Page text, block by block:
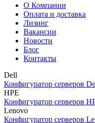
О Компании
Оплата и доставка
Лизинг
Вакансии
Новости
Блог
Контакты
Dell
Конфигуратор серверов
HPE
Конфигуратор серверов
Lenovo
Конфигуратор серверов